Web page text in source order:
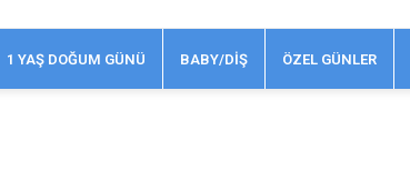
1 YAŞ DOĞUM GÜNÜ BABY/DİŞ ÖZEL GÜNLER